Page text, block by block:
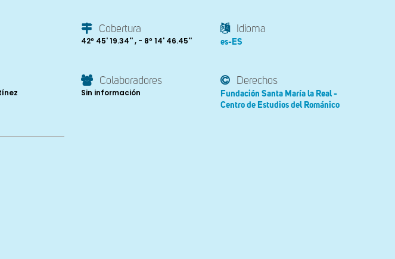
Cobertura
42º 45' 19.34'' , - 8º 14' 46.45''
Idioma
es-ES
Colaboradores
Sin información
Derechos
Fundación Santa María la Real -
Centro de Estudios del Románico